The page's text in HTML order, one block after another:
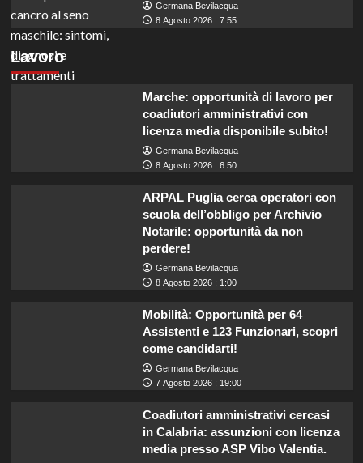
Germana Bevilacqua
8 Agosto 2026 : 7:55
Lavoro
Marche: opportunità di lavoro per
coadiutori amministrativi con
licenza media disponibile subito!
Germana Bevilacqua
8 Agosto 2026 : 6:50
ARPAL Puglia cerca operatori con
scuola dell’obbligo per Archivio
Notarile: opportunità da non
perdere!
Germana Bevilacqua
8 Agosto 2026 : 1:00
Mobilità: Opportunità per 64
Assistenti e 123 Funzionari, scopri
come candidarti!
Germana Bevilacqua
7 Agosto 2026 : 19:00
Coadiutori amministrativi cercasi
in Calabria: assunzioni con licenza
media presso ASP Vibo Valentia.